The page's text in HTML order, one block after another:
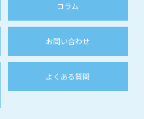
コラム
お問い合わせ
よくある質問